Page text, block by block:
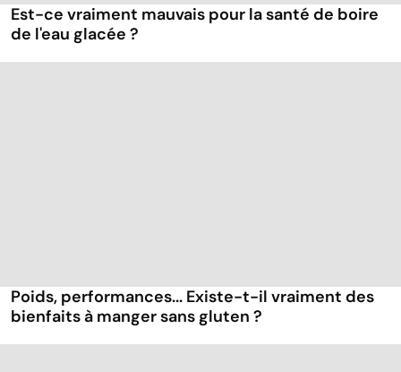
Est-ce vraiment mauvais pour la santé de boire
de l'eau glacée ?
Poids, performances... Existe-t-il vraiment des
bienfaits à manger sans gluten ?